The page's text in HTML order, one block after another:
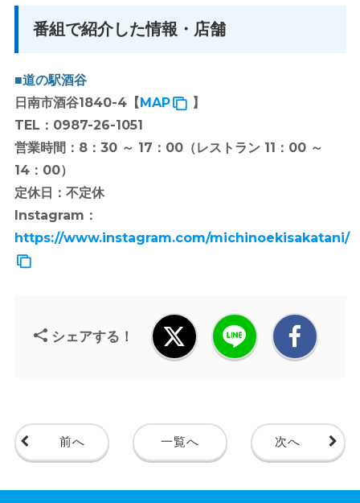
番組で紹介した情報・店舗
■道の駅酒谷
日南市酒谷1840-4【 MAP
】
TEL：0987-26-1051
営業時間：8：30 ～ 17：00（レストラン 11：00 ～
14：00）
定休日：不定休
Instagram：
https://www.instagram.com/michinoekisakatani/
シェアする！
前へ 一覧へ 次へ